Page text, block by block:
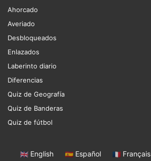
Ahorcado
Averiado
Desbloqueados
Enlazados
Laberinto diario
Diferencias
Quiz de Geografía
Quiz de Banderas
Quiz de fútbol
English Español Français